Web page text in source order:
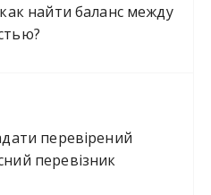
найти баланс между
перевірений
перевізник